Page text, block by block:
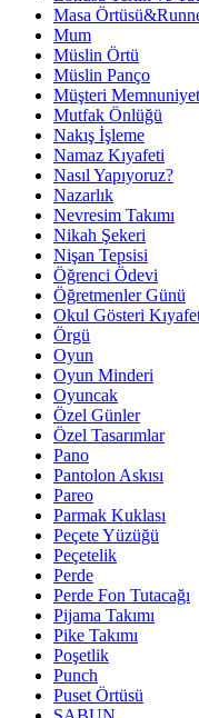
Masa
Mum
Müslin Örtü
Müslin Panço
Müşteri
Mutfak Önlüğü
Nakış İşleme
Namaz Kıyafeti
Nasıl Yapıyoruz?
Nazarlık
Nevresim Takımı
Nikah Şekeri
Nişan Tepsisi
Öğrenci Ödevi
Öğretmenler Günü
Okul Gösteri
Örgü
Oyun
Oyun Minderi
Oyuncak
Özel Günler
Özel Tasarımlar
Pano
Pantolon Askısı
Pareo
Parmak Kuklası
Peçete Yüzüğü
Peçetelik
Perde
Perde Fon Tutacağı
Pijama Takımı
Pike Takımı
Poşetlik
Punch
Puset Örtüsü